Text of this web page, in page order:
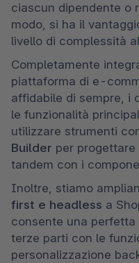
ciascun dipendente o
modo, si ha il
livello di complessità
Completamente
piattaforma di e-
affidabile di sempre, i
le funzionalità
utilizzare strumenti
Builder per
tandem con i
Inoltre, stiamo
first e headless a
consente una
terze parti con le
personalizzazione